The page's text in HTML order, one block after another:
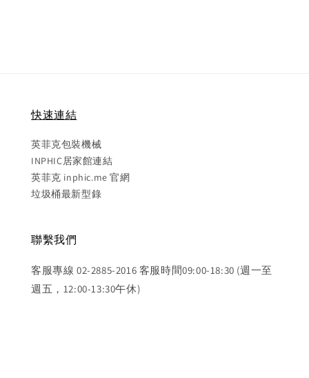
快速連結
英菲克包裝機械
INPHIC居家館連結
英菲克 inphic.me 官網
垃圾桶最新型錄
聯繫我們
客服專線 02-2885-2016 客服時間09:00-18:30 (週一至
週五，12:00-13:30午休)